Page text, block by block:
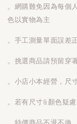
。網購難免因為每個
色以實物為主
。手工測量單面誤差
。挑選商品請預留穿
。小店小本經營，尺
。若有尺寸&顏色疑